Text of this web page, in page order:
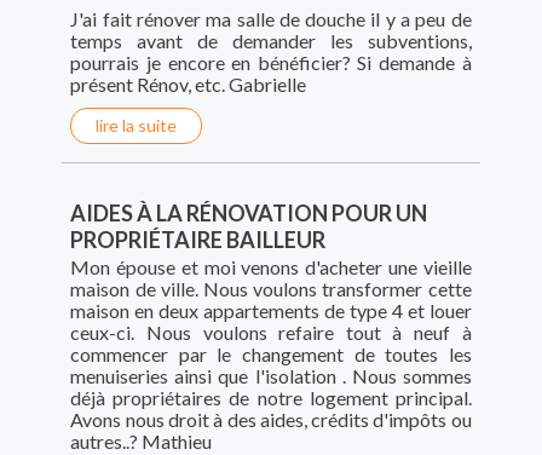
J'ai fait rénover ma salle de douche il y a peu de
temps avant de demander les subventions,
pourrais je encore en bénéficier? Si demande à
présent Rénov, etc. Gabrielle
lire la suite
AIDES À LA RÉNOVATION POUR UN
PROPRIÉTAIRE BAILLEUR
Mon épouse et moi venons d'acheter une vieille
maison de ville. Nous voulons transformer cette
maison en deux appartements de type 4 et louer
ceux-ci. Nous voulons refaire tout à neuf à
commencer par le changement de toutes les
menuiseries ainsi que l'isolation . Nous sommes
déjà propriétaires de notre logement principal.
Avons nous droit à des aides, crédits d'impôts ou
autres..? Mathieu